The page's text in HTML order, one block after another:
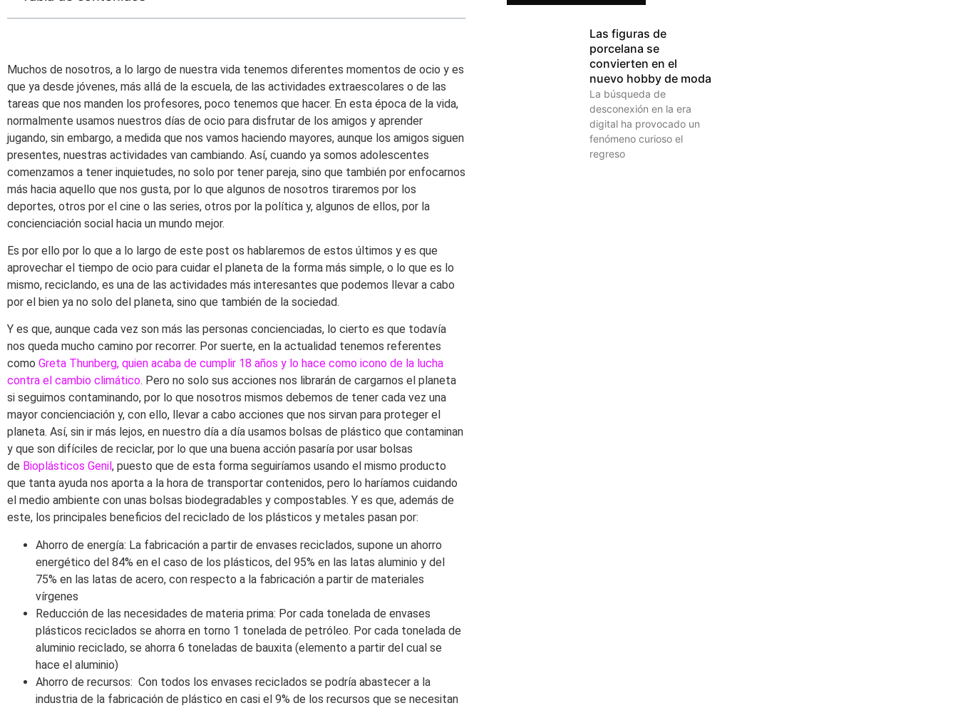
Muchos de nosotros, a lo largo de nuestra vida tenemos diferentes momentos de ocio y es
que ya desde jóvenes, más allá de la escuela, de las actividades extraescolares o de las
tareas que nos manden los profesores, poco tenemos que hacer. En esta época de la vida,
normalmente usamos nuestros días de ocio para disfrutar de los amigos y aprender
jugando, sin embargo, a medida que nos vamos haciendo mayores, aunque los amigos siguen
presentes, nuestras actividades van cambiando. Así, cuando ya somos adolescentes
comenzamos a tener inquietudes, no solo por tener pareja, sino que también por enfocarnos
más hacia aquello que nos gusta, por lo que algunos de nosotros tiraremos por los
deportes, otros por el cine o las series, otros por la política y, algunos de ellos, por la
concienciación social hacia un mundo mejor.
Es por ello por lo que a lo largo de este post os hablaremos de estos últimos y es que
aprovechar el tiempo de ocio para cuidar el planeta de la forma más simple, o lo que es lo
mismo, reciclando, es una de las actividades más interesantes que podemos llevar a cabo
por el bien ya no solo del planeta, sino que también de la sociedad.
Y es que, aunque cada vez son más las personas concienciadas, lo cierto es que todavía
nos queda mucho camino por recorrer. Por suerte, en la actualidad tenemos referentes
como Greta Thunberg, quien acaba de cumplir 18 años y lo hace como icono de la lucha
contra el cambio climático. Pero no solo sus acciones nos librarán de cargarnos el planeta
si seguimos contaminando, por lo que nosotros mismos debemos de tener cada vez una
mayor concienciación y, con ello, llevar a cabo acciones que nos sirvan para proteger el
planeta. Así, sin ir más lejos, en nuestro día a día usamos bolsas de plástico que contaminan
y que son difíciles de reciclar, por lo que una buena acción pasaría por usar bolsas
de Bioplásticos Genil , puesto que de esta forma seguiríamos usando el mismo producto
que tanta ayuda nos aporta a la hora de transportar contenidos, pero lo haríamos cuidando
el medio ambiente con unas bolsas biodegradables y compostables. Y es que, además de
este, los principales beneficios del reciclado de los plásticos y metales pasan por:
Ahorro de energía: La fabricación a partir de envases reciclados, supone un ahorro
energético del 84% en el caso de los plásticos, del 95% en las latas aluminio y del
75% en las latas de acero, con respecto a la fabricación a partir de materiales
vírgenes
Reducción de las necesidades de materia prima: Por cada tonelada de envases
plásticos reciclados se ahorra en torno 1 tonelada de petróleo. Por cada tonelada de
aluminio reciclado, se ahorra 6 toneladas de bauxita (elemento a partir del cual se
hace el aluminio)
Ahorro de recursos: Con todos los envases reciclados se podría abastecer a la
industria de la fabricación de plástico en casi el 9% de los recursos que se necesitan
Las figuras de
porcelana se
convierten en el
nuevo hobby de moda
La búsqueda de
desconexión en la era
digital ha provocado un
fenómeno curioso el
regreso